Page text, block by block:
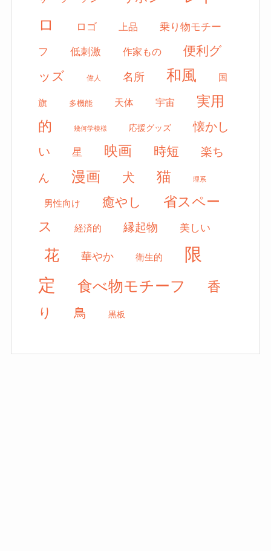
ロ
ロゴ 上品 乗り物モチー
フ 低刺激 作家もの
便利グ
ッズ
偉人 名所 和風 国
旗 多機能 天体 宇宙
実用
的
幾何学模様 応援グッズ
懐かし
い
星 映画 時短 楽ち
ん 漫画 犬 猫 理系
男性向け 癒やし
省スペー
ス
経済的 縁起物 美しい
花 華やか 衛生的
限
定
食べ物モチーフ
香
り
鳥 黒板